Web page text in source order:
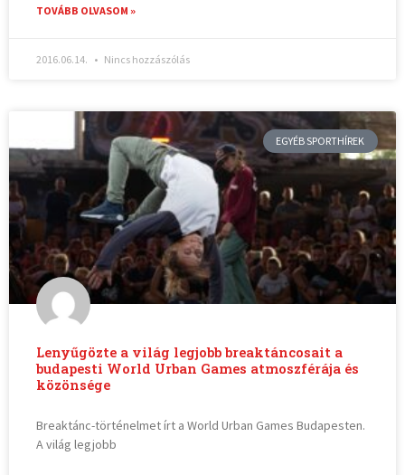
TOVÁBB OLVASOM »
2016.06.14. Nincs hozzászólás
EGYÉB SPORTHÍREK
Lenyűgözte a világ legjobb breaktáncosait a
budapesti World Urban Games atmoszférája és
közönsége
Breaktánc-történelmet írt a World Urban Games Budapesten.
A világ legjobb